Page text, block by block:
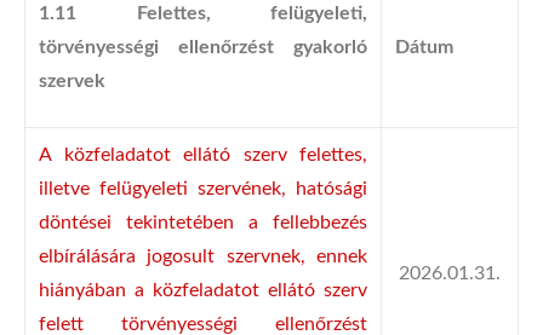
1.11 Felettes, felügyeleti,
törvényességi ellenőrzést gyakorló
szervek
Dátum
A közfeladatot ellátó szerv felettes,
illetve felügyeleti szervének, hatósági
döntései tekintetében a fellebbezés
elbírálására jogosult szervnek, ennek
hiányában a közfeladatot ellátó szerv
felett törvényességi ellenőrzést
2026.01.31.